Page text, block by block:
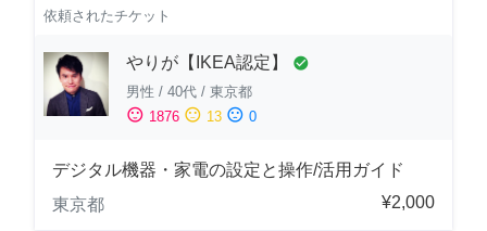
依頼されたチケット
やりが【IKEA認定】 check_circle
男性 / 40代 / 東京都
sentiment_satisfied 1876 sentiment_neutral 13 sentiment_dissatisfied 0
デジタル機器・家電の設定と操作/活用ガイド
東京都
¥2,000